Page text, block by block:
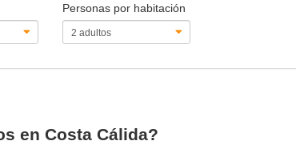
Personas por habitación
en Costa Cálida?